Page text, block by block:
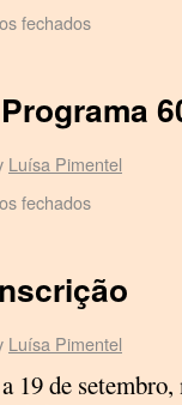
fechados
Luísa Pimentel
fechados
Luísa Pimentel
19 de